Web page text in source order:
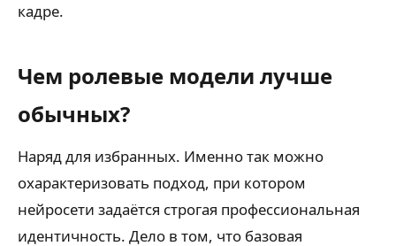
кадре.
Чем ролевые модели лучше
обычных?
Наряд для избранных. Именно так можно
охарактеризовать подход, при котором
нейросети задаётся строгая профессиональная
идентичность. Дело в том, что базовая